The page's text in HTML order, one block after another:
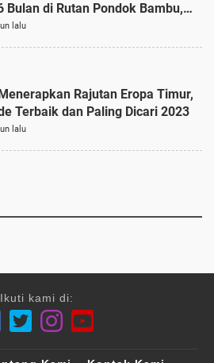
Bulan di Rutan Pondok Bambu,
lalu
Rajutan Eropa Timur,
Terbaik dan Paling Dicari 2023
lalu
Ikuti kami di: